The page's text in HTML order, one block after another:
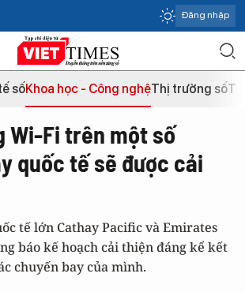
Đăng nhập
sốKhoa học - Công nghệThị trường số
Wi-Fi trên một số
quốc tế sẽ được cải
tế lớn Cathay Pacific và Emirates
báo kế hoạch cải thiện đáng kể kết
chuyến bay của mình.